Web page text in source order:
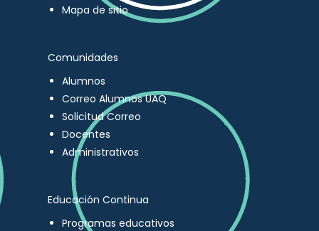
Mapa de sitio
Comunidades
Alumnos
Correo Alumnos UAQ
Solicitud Correo
Docentes
Administrativos
Educación Continua
Programas educativos